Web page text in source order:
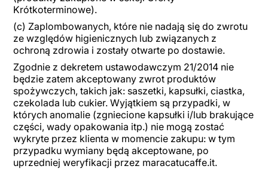
Krótkoterminowe).
(c) Zaplombowanych, które nie nadają się do zwrotu
ze względów higienicznych lub związanych z
ochroną zdrowia i zostały otwarte po dostawie.
Zgodnie z dekretem ustawodawczym 21/2014 nie
będzie zatem akceptowany zwrot produktów
spożywczych, takich jak: saszetki, kapsułki, ciastka,
czekolada lub cukier. Wyjątkiem są przypadki, w
których anomalie (zgniecione kapsułki i/lub brakujące
części, wady opakowania itp.) nie mogą zostać
wykryte przez klienta w momencie zakupu: w tym
przypadku wymiany będą akceptowane, po
uprzedniej weryfikacji przez maracatucaffe.it.